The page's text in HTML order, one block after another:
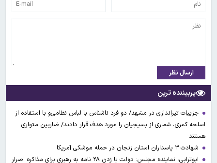
ارسال نظر
پربیننده ترین
جزییات تیراندازی در مشهد/ دو فرد ناشناس با لباس نظامی‌و با استفاده از
اسلحه کمری، شماری از بسیجیان را مورد هدف قرار دادند/ ضاربین متواری
هستند
شهادت ۳ ‌پاسداران استان زنجان در حمله موشکی آمریکا
ابوترابی، نماینده مجلس: دولت با زدن ۲۸ نامه به رهبری برای مذاکره اصرار